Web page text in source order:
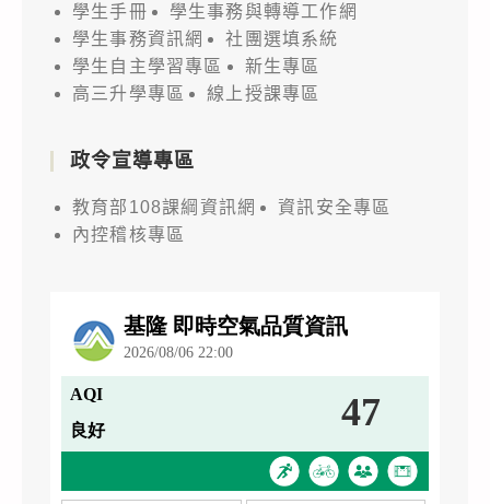
第
1
項
2
項
附
第
3
表
學生手冊
學生事務與轉導工作網
學生事務資訊網
社團選填系統
學生自主學習專區
新生專區
高三升學專區
線上授課專區
政令宣導專區
教育部108課綱資訊網
資訊安全專區
內控稽核專區